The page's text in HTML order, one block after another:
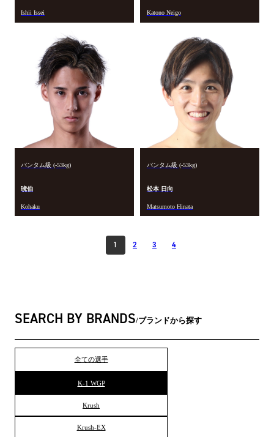
Ishii Issei Katono Neigo
バンタム級 (-53kg)
琥伯
Kohaku
バンタム級 (-53kg)
松本 日向
Matsumoto Hinata
1 2 3 4
SEARCH BY BRANDS ブランドから探す
全ての選手
K-1 WGP
Krush
Krush-EX